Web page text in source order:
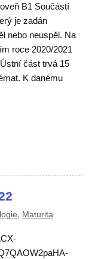
B1 Součástí
je zadán
nebo neuspěl. Na
roce 2020/2021
část trvá 15
K danému
, Maturita